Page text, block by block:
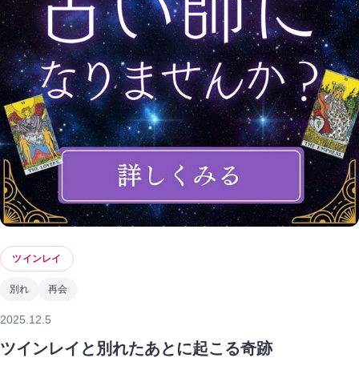
ツインレイ
別れ 再会
2025.12.5
ツインレイと別れたあとに起こる奇跡